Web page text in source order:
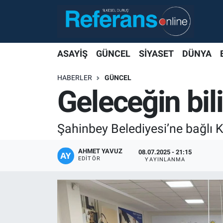
ASAYİŞ GÜNCEL SİYASET DÜNYA
HABERLER GÜNCEL
Geleceğin
Şahinbey Belediyesi’ne
AHMET YAVUZ
EDITÖR
08.07.2025 - 21:15
YAYINLANMA